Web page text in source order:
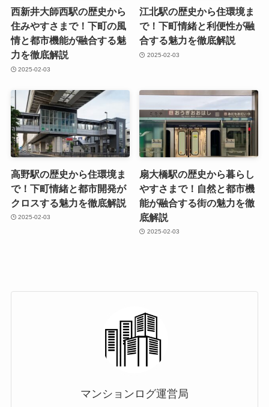
西新井大師西駅の歴史から
住みやすさまで！下町の風
情と都市機能が融合する魅
力を徹底解説
2025-02-03
江北駅の歴史から住環境ま
で！下町情緒と利便性が融
合する魅力を徹底解説
2025-02-03
高野駅の歴史から住環境ま
で！下町情緒と都市開発が
クロスする魅力を徹底解説
2025-02-03
扇大橋駅の歴史から暮らし
やすさまで！自然と都市機
能が融合する街の魅力を徹
底解説
2025-02-03
マンションログ運営局